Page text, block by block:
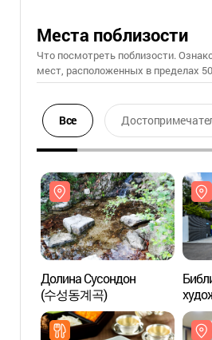
Места поблизости
Что посмотреть поблизости.
мест, расположенных в пределах
Все
Долина Сусондон
(수성동계곡)
(청